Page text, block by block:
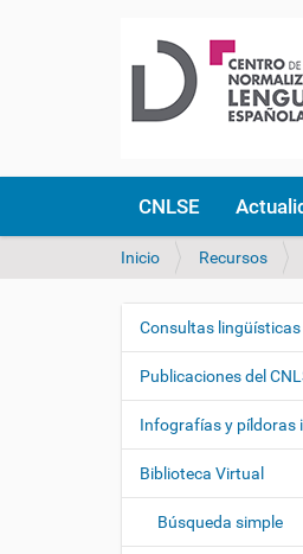
CNLSE
U
d
s
á
q
Inicio Recursos
N
e
g
a
i
Consultas lingüísticas
Publicaciones del
Infografías y píldoras
Biblioteca Virtual
Búsqueda simple